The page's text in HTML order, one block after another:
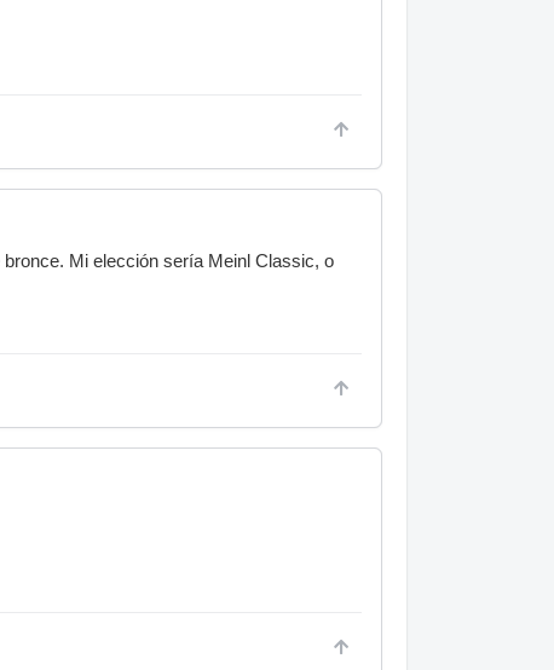
Mi elección sería Meinl Classic, o